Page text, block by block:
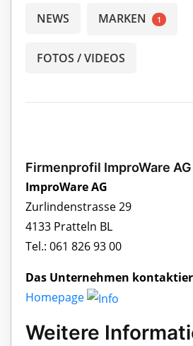
NEWS MARKEN 1
FOTOS / VIDEOS
Firmenprofil ImproWare AG
ImproWare AG
Zurlindenstrasse 29
4133 Pratteln BL
Tel.: 061 826 93 00
Das Unternehmen
Homepage
Weitere